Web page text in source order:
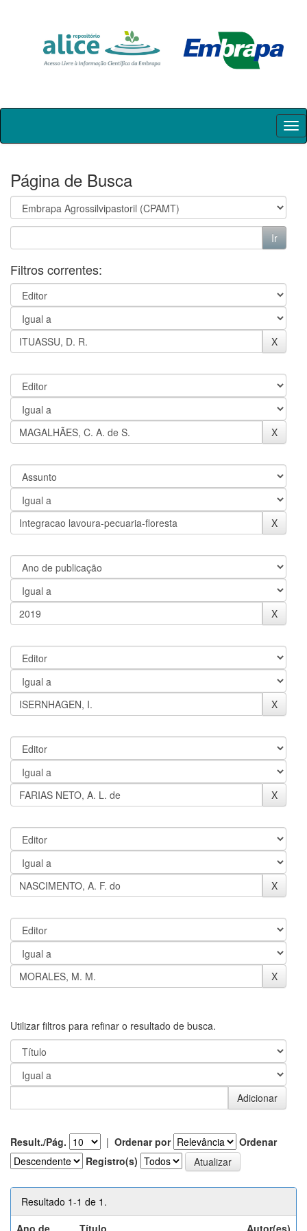
Skip
Página de Busca
Filtros correntes:
Utilizar filtros para refinar o resultado de busca.
Result./Pág. | Ordenar por
Ordenar
Registro(s)
Resultado 1-1 de 1.
Ano de
Título Autor(es)